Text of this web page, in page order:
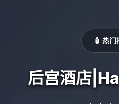
🧴 热门
后宫酒店